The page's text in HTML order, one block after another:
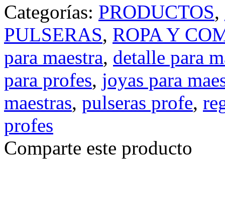
Categorías: PRODUCTOS,
PULSERAS, ROPA Y
para maestra, detalle para
para profes, joyas para
maestras, pulseras profe,
profes
Comparte este producto